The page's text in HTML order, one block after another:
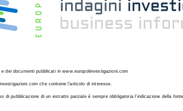
dei documenti pubblicati in www.europolinvestigazioni.com
che contiene l’articolo di interesse.
pubblicazione di un estratto parziale è sempre obbligatoria l’indicazione della